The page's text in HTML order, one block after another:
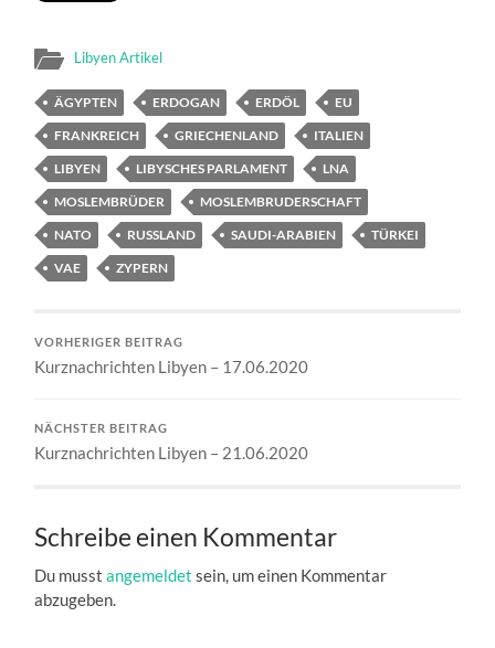
Libyen Artikel
ÄGYPTEN ERDOGAN ERDÖL
EU
FRANKREICH
GRIECHENLAND
ITALIEN
LIBYEN
LIBYSCHES PARLAMENT
LNA
MOSLEMBRÜDER
MOSLEMBRUDERSCHAFT
NATO
RUSSLAND SAUDI-ARABIEN
TÜRKEI
VAE
ZYPERN
VORHERIGER BEITRAG
Kurznachrichten Libyen – 17.06.2020
NÄCHSTER BEITRAG
Kurznachrichten Libyen – 21.06.2020
Schreibe einen Kommentar
Du musstangemeldet sein, um einen Kommentar
abzugeben.